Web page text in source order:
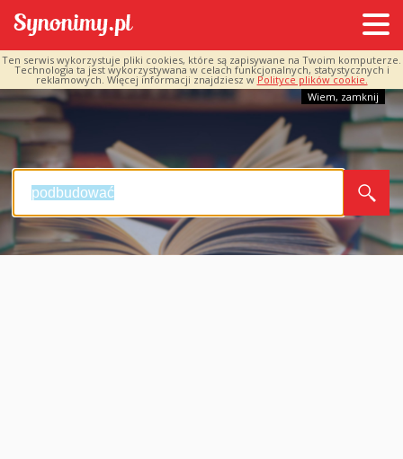
Ten serwis wykorzystuje pliki cookies, które są zapisywane na Twoim komputerze.
Technologia ta jest wykorzystywana w celach funkcjonalnych, statystycznych i
reklamowych. Więcej informacji znajdziesz w Polityce plików cookie.
Wiem, zamknij